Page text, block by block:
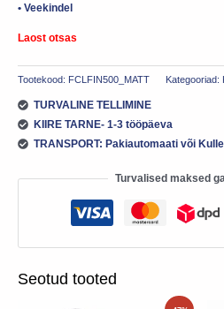
• Veekindel
Laost otsas
Tootekood: FCLFIN500_MATT Kategooriad:
TURVALINE TELLIMINE
KIIRE TARNE- 1-3 tööpäeva
TRANSPORT: Pakiautomaati või
Turvalised maksed
Seotud tooted